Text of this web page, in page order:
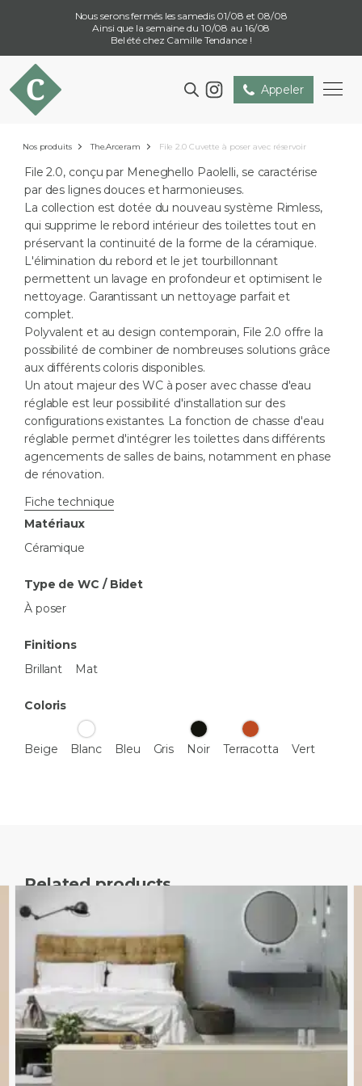
Nous serons fermés les samedis 01/08 et 08/08
Ainsi que la semaine du 10/08 au 16/08
Bel été chez Camille Tendance !
Appeler
Nos produits The.Arceram File 2.0 Cuvette à poser avec réservoir
File 2.0, conçu par Meneghello Paolelli, se caractérise
par des lignes douces et harmonieuses.
La collection est dotée du nouveau système Rimless,
qui supprime le rebord intérieur des toilettes tout en
préservant la continuité de la forme de la céramique.
L'élimination du rebord et le jet tourbillonnant
permettent un lavage en profondeur et optimisent le
nettoyage. Garantissant un nettoyage parfait et
complet.
Polyvalent et au design contemporain, File 2.0 offre la
possibilité de combiner de nombreuses solutions grâce
aux différents coloris disponibles.
Un atout majeur des WC à poser avec chasse d'eau
réglable est leur possibilité d'installation sur des
configurations existantes. La fonction de chasse d'eau
réglable permet d'intégrer les toilettes dans différents
agencements de salles de bains, notamment en phase
de rénovation.
Fiche technique
Matériaux
Céramique
Type de WC / Bidet
À poser
Finitions
Brillant
Mat
Coloris
Beige Blanc Bleu Gris Noir Terracotta Vert
Related products